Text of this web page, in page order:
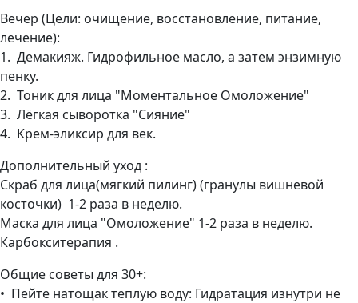
Вечер (Цели: очищение, восстановление, питание,
лечение):
1. Демакияж. Гидрофильное масло, а затем энзимную
пенку.
2. Тоник для лица "Моментальное Омоложение"
3. Лёгкая сыворотка "Сияние"
4. Крем-эликсир для век.
Дополнительный уход :
Скраб для лица(мягкий пилинг) (гранулы вишневой
косточки) 1-2 раза в неделю.
Маска для лица "Омоложение" 1-2 раза в неделю.
Карбокситерапия .
Общие советы для 30+:
• Пейте натощак теплую воду: Гидратация изнутри не